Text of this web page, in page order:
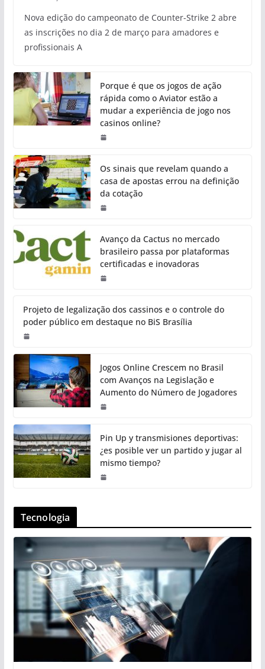
Nova edição do campeonato de Counter-Strike 2 abre
as inscrições no dia 2 de março para amadores e
profissionais A
Porque é que os jogos de ação
rápida como o Aviator estão a
mudar a experiência de jogo nos
casinos online?
Os sinais que revelam quando a
casa de apostas errou na definição
da cotação
Avanço da Cactus no mercado
brasileiro passa por plataformas
certificadas e inovadoras
Projeto de legalização dos cassinos e o controle do
poder público em destaque no BiS Brasília
Jogos Online Crescem no Brasil
com Avanços na Legislação e
Aumento do Número de Jogadores
Pin Up y transmisiones deportivas:
¿es posible ver un partido y jugar al
mismo tiempo?
Tecnologia